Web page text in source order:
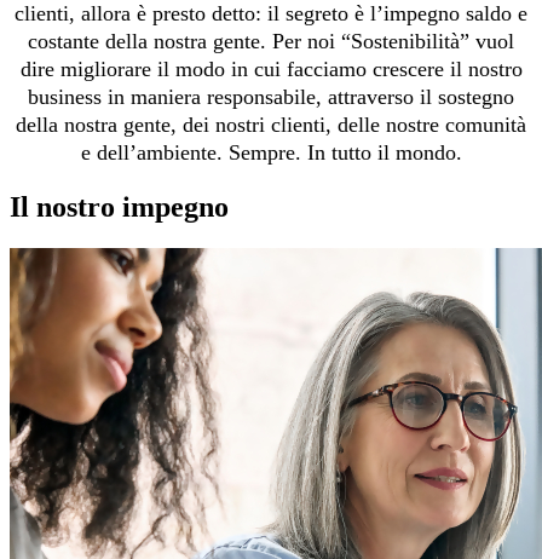
clienti, allora è presto detto: il segreto è l’impegno saldo e
costante della nostra gente. Per noi “Sostenibilità” vuol
dire migliorare il modo in cui facciamo crescere il nostro
business in maniera responsabile, attraverso il sostegno
della nostra gente, dei nostri clienti, delle nostre comunità
e dell’ambiente. Sempre. In tutto il mondo.
Il nostro impegno